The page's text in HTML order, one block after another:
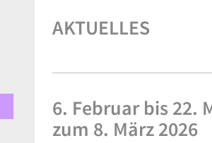
AKTUELLES
6. Februar bis 22.
zum 8. März 2026